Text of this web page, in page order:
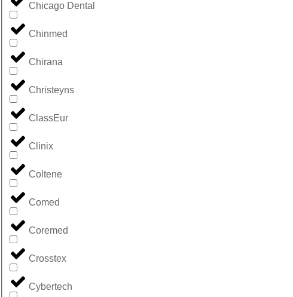
Chicago Dental
Chinmed
Chirana
Christeyns
ClassEur
Clinix
Coltene
Comed
Coremed
Crosstex
Cybertech